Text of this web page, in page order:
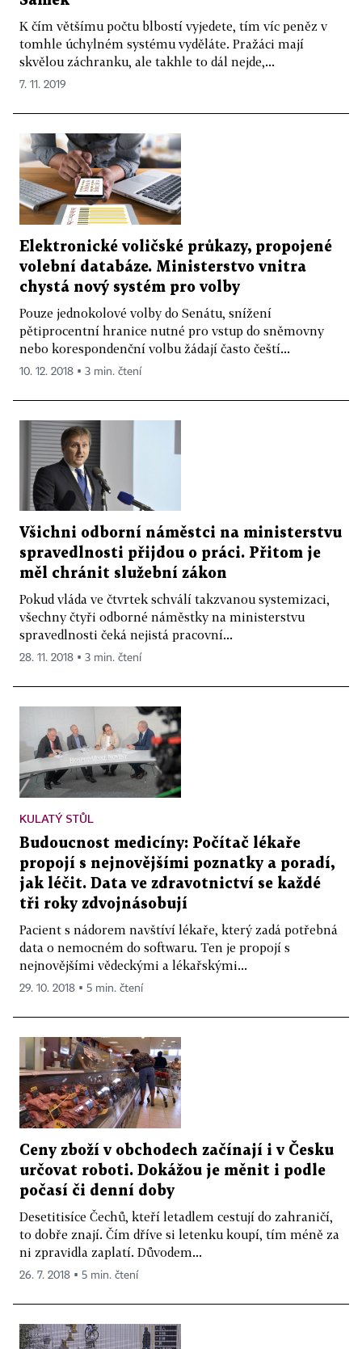
K čím většímu počtu blbostí vyjedete, tím víc peněz v
tomhle úchylném systému vyděláte. Pražáci mají
skvělou záchranku, ale takhle to dál nejde,...
7. 11. 2019
Elektronické voličské průkazy, propojené
volební databáze. Ministerstvo vnitra
chystá nový systém pro volby
Pouze jednokolové volby do Senátu, snížení
pětiprocentní hranice nutné pro vstup do sněmovny
nebo korespondenční volbu žádají často čeští...
10. 12. 2018 ▪ 3 min. čtení
Všichni odborní náměstci na ministerstvu
spravedlnosti přijdou o práci. Přitom je
měl chránit služební zákon
Pokud vláda ve čtvrtek schválí takzvanou systemizaci,
všechny čtyři odborné náměstky na ministerstvu
spravedlnosti čeká nejistá pracovní...
28. 11. 2018 ▪ 3 min. čtení
KULATÝ STŮL
Budoucnost medicíny: Počítač lékaře
propojí s nejnovějšími poznatky a poradí,
jak léčit. Data ve zdravotnictví se každé
tři roky zdvojnásobují
Pacient s nádorem navštíví lékaře, který zadá potřebná
data o nemocném do softwaru. Ten je propojí s
nejnovějšími vědeckými a lékařskými...
29. 10. 2018 ▪ 5 min. čtení
Ceny zboží v obchodech začínají i v Česku
určovat roboti. Dokážou je měnit i podle
počasí či denní doby
Desetitisíce Čechů, kteří letadlem cestují do zahraničí,
to dobře znají. Čím dříve si letenku koupí, tím méně za
ni zpravidla zaplatí. Důvodem...
26. 7. 2018 ▪ 5 min. čtení